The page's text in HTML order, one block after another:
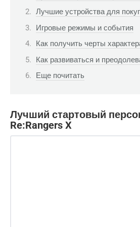
Лучшие устройства для
Игровые режимы и события
Как получить черты
Как развиваться и
Еще почитать
Лучший стартовый
Re:Rangers X